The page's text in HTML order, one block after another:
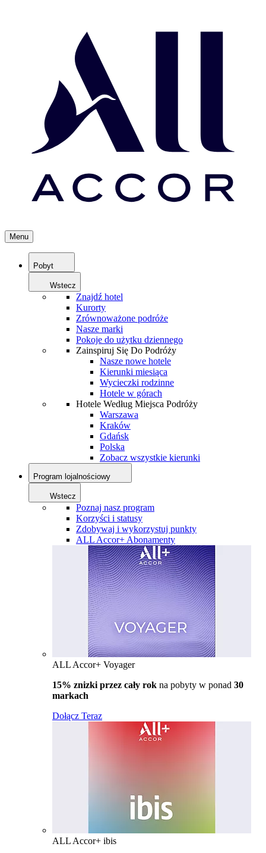
Menu
Pobyt
Wstecz
Znajdź hotel
Kurorty
Zrównoważone podróże
Nasze marki
Pokoje do użytku dziennego
Zainspiruj Się Do Podróży
Nasze nowe hotele
Kierunki miesiąca
Wycieczki rodzinne
Hotele w górach
Hotele Według Miejsca Podróży
Warszawa
Kraków
Gdańsk
Polska
Zobacz wszystkie kierunki
Program lojalnościowy
Wstecz
Poznaj nasz program
Korzyści i statusy
Zdobywaj i wykorzystuj punkty
ALL Accor+ Abonamenty
ALL Accor+ Voyager
15% znizki przez cały rok na pobyty w ponad 30
markach
Dołącz Teraz
ALL Accor+ ibis